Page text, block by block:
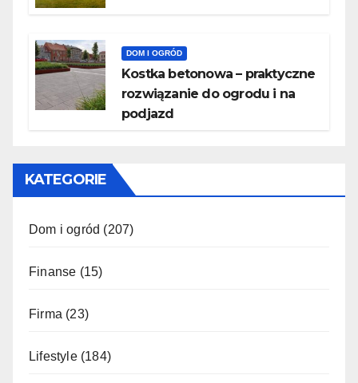
DOM I OGRÓD
Kostka betonowa – praktyczne
rozwiązanie do ogrodu i na
podjazd
KATEGORIE
Dom i ogród (207)
Finanse (15)
Firma (23)
Lifestyle(184)